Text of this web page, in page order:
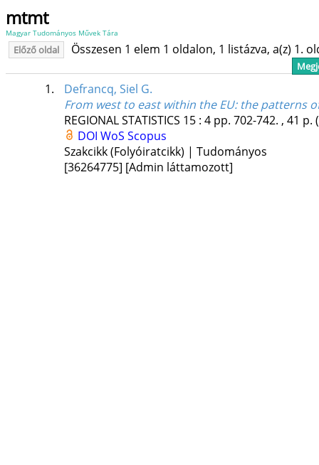
mtmt
Magyar Tudományos Művek Tára
Előző oldal Összesen 1 elem 1 oldalon, 1 listázva, a(z) 1.
1.
Defrancq, Siel G.
From west to east within the EU: the patterns
REGIONAL STATISTICS 15: 4 pp. 702-742. , 41 p.
DOI WoS Scopus
Szakcikk (Folyóiratcikk) | Tudományos
[36264775] [Admin láttamozott]